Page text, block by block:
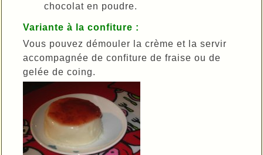
chocolat en poudre.
Variante à la confiture :
Vous pouvez démouler la crème et la servir
accompagnée de confiture de fraise ou de
gelée de coing.